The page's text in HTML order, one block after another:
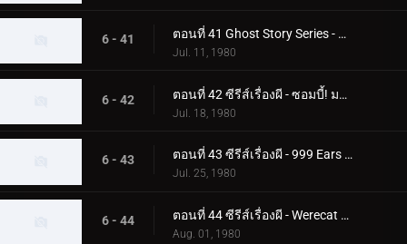
6 - 41 ตอนที่ 41 Ghost Story Series - ความลับของอาคาร Phantom
Jul. 11, 1980
6 - 42 ตอนที่ 42 ซีรีส์เรื่องผี - ซอมบี้! มอนสเตอร์ฟื้นคืนชีพแล้ว
Jul. 18, 1980
6 - 43 ตอนที่ 43 ซีรีส์เรื่องผี - 999 Ears ของ Earless Yoshikazu
Jul. 25, 1980
6 - 44 ตอนที่ 44 ซีรีส์เรื่องผี - Werecat ต้องการเลือดเด็ก!
Aug. 01, 1980